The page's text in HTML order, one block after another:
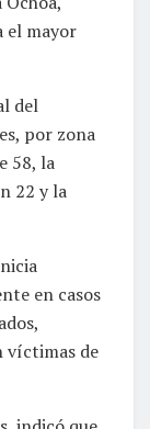
Ochoa,
mayor
del
por zona
58, la
22 y la
en casos
víctimas de